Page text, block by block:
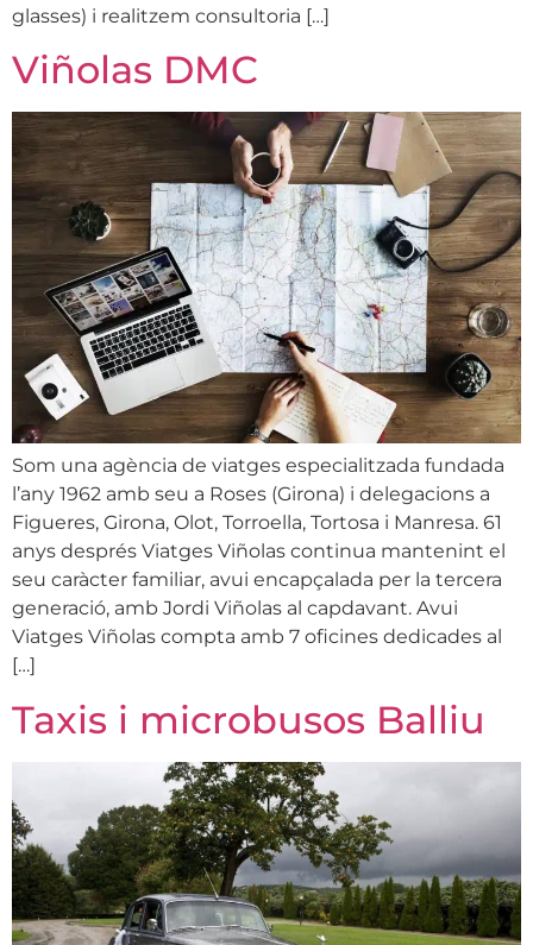
glasses) i realitzem consultoria […]
Viñolas DMC
Som una agència de viatges especialitzada fundada
l’any 1962 amb seu a Roses (Girona) i delegacions a
Figueres, Girona, Olot, Torroella, Tortosa i Manresa. 61
anys després Viatges Viñolas continua mantenint el
seu caràcter familiar, avui encapçalada per la tercera
generació, amb Jordi Viñolas al capdavant. Avui
Viatges Viñolas compta amb 7 oficines dedicades al
[…]
Taxis i microbusos Balliu